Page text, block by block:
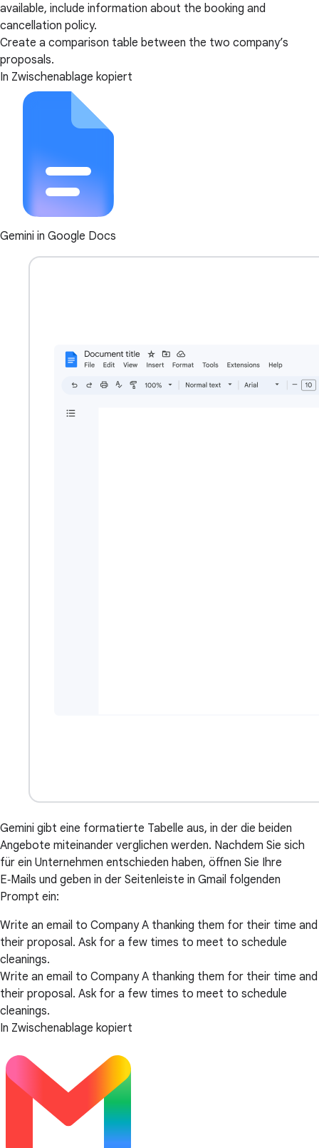
available, include information about the booking and
cancellation policy.
Create a comparison table between the two company’s
proposals.
In Zwischenablage kopiert
Gemini in Google Docs
Gemini gibt eine formatierte Tabelle aus, in der die beiden
Angebote miteinander verglichen werden. Nachdem Sie sich
für ein Unternehmen entschieden haben, öffnen Sie Ihre
E‑Mails und geben in der Seitenleiste in Gmail folgenden
Prompt ein:
Write an email to Company A thanking them for their time and
their proposal. Ask for a few times to meet to schedule
cleanings.
Write an email to Company A thanking them for their time and
their proposal. Ask for a few times to meet to schedule
cleanings.
In Zwischenablage kopiert